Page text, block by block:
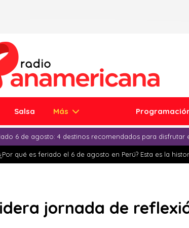
Salsa Más
6 de agosto: 4 destinos recomendados para disfrutar
¿Por qué es feriado el 6 de agosto en Perú? Esta es la
jornada de